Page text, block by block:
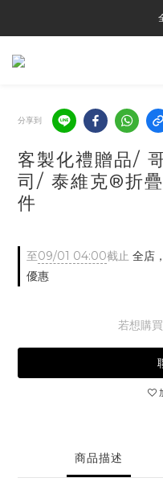
全館消費滿
分享到
客製化禮贈品/
司/ 泰維克®折
件
至09/01 04:00截止 全店
優惠
若想購
商品描述